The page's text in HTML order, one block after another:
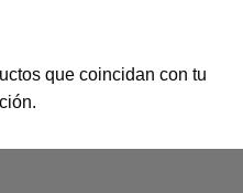
que coincidan con tu